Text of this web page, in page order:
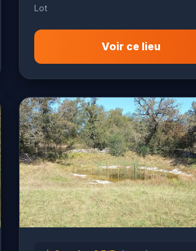
Lot
Voir ce lieu